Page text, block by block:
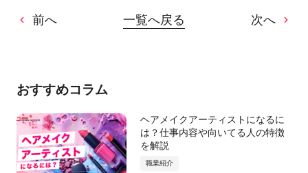
前へ 一覧へ戻る 次へ
おすすめコラム
ヘアメイクアーティストになるに
は？仕事内容や向いてる人の特徴
を解説
職業紹介